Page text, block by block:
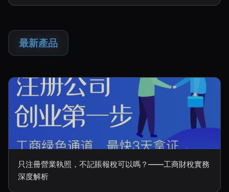
最新產品
只注冊營業執照，不記賬報稅可以嗎？——工商財稅實務
深度解析